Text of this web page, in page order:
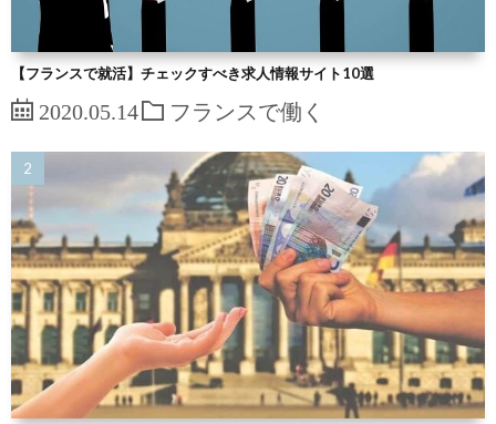
【フランスで就活】チェックすべき求人情報サイト10選
2020.05.14 フランスで働く